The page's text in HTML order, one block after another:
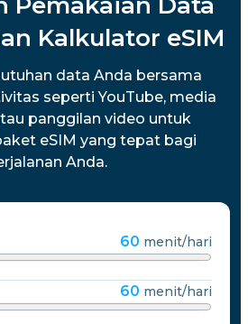
Kalkulator eSIM
data Anda bersama
seperti YouTube, media
panggilan video untuk
eSIM yang tepat bagi
Anda.
60 menit/hari
60 menit/hari